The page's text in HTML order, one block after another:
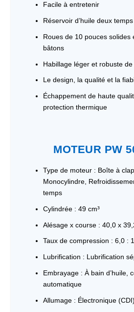
Facile à entretenir
Réservoir d’huile deux
Roues de 10 pouces solides
bâtons
Habillage léger et robuste
Le design, la qualité et la
Échappement de haute
protection thermique
MOTEUR PW
Type de moteur : Boîte à
Monocylindre,
temps
Cylindrée : 49 cm³
Alésage x course : 40,0 x
Taux de compression : 6,0 : 1
Lubrification : Lubrification
Embrayage : À bain d’huile,
automatique
Allumage : Électronique (CDI)